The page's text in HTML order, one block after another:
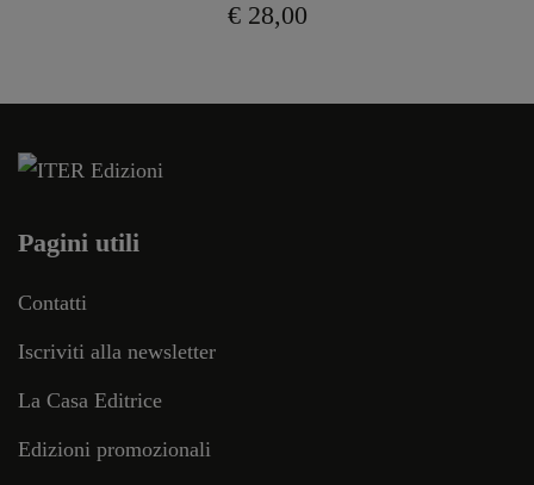
€28,00
Pagini utili
Contatti
Iscriviti alla newsletter
La Casa Editrice
Edizioni promozionali